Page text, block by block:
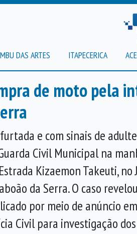
DAS ARTES ITAPECERICA
de moto pela
e com sinais de
Civil Municipal na
Kizaemon Takeuti, no
da Serra. O caso
por meio de anúncio
Civil para investigação dos